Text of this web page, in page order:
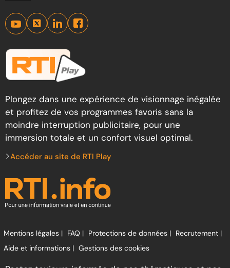
Plongez dans une expérience de visionnage inégalée
et profitez de vos programmes favoris sans la
moindre interruption publicitaire, pour une
immersion totale et un confort visuel optimal.
Accéder au site de RTI Play
Mentions légales | FAQ | Protections de données | Recrutement |
Aide et informations | Gestions des cookies